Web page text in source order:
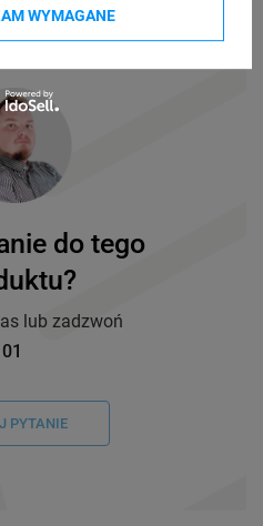
(Niemcy)
do tego
lub zadzwoń
PYTANIE
WYMAGANE